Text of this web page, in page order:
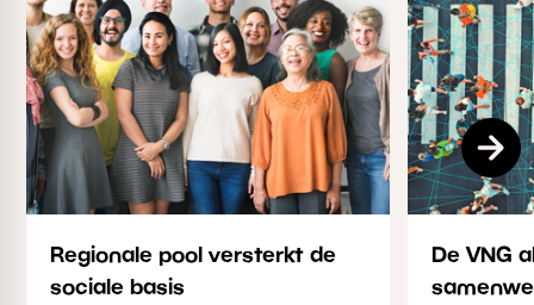
Regionale pool versterkt de
sociale basis
De VNG